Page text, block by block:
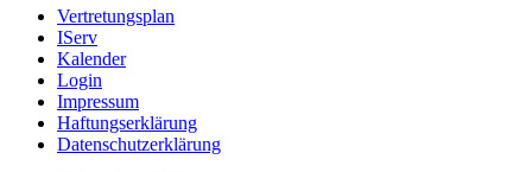
Vertretungsplan
IServ
Kalender
Login
Impressum
Haftungserklärung
Datenschutzerklärung